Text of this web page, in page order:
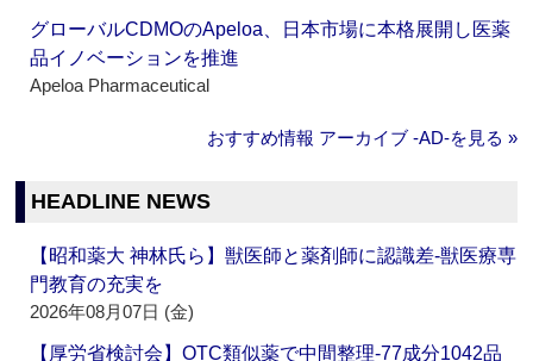
グローバルCDMOのApeloa、日本市場に本格展開し医薬
品イノベーションを推進
Apeloa Pharmaceutical
おすすめ情報 アーカイブ ‐AD‐を見る »
HEADLINE NEWS
【昭和薬大 神林氏ら】獣医師と薬剤師に認識差‐獣医療専
門教育の充実を
2026年08月07日 (金)
【厚労省検討会】OTC類似薬で中間整理‐77成分1042品